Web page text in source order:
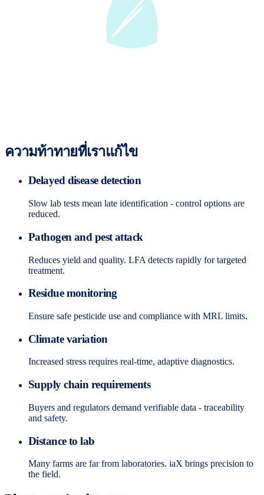
ความท้าทายที่เราแก้ไข
Delayed disease detection
Slow lab tests mean late identification - control options are
reduced.
Pathogen and pest attack
Reduces yield and quality. LFA detects rapidly for targeted
treatment.
Residue monitoring
Ensure safe pesticide use and compliance with MRL limits.
Climate variation
Increased stress requires real-time, adaptive diagnostics.
Supply chain requirements
Buyers and regulators demand verifiable data - traceability
and safety.
Distance to lab
Many farms are far from laboratories. iaX brings precision to
the field.